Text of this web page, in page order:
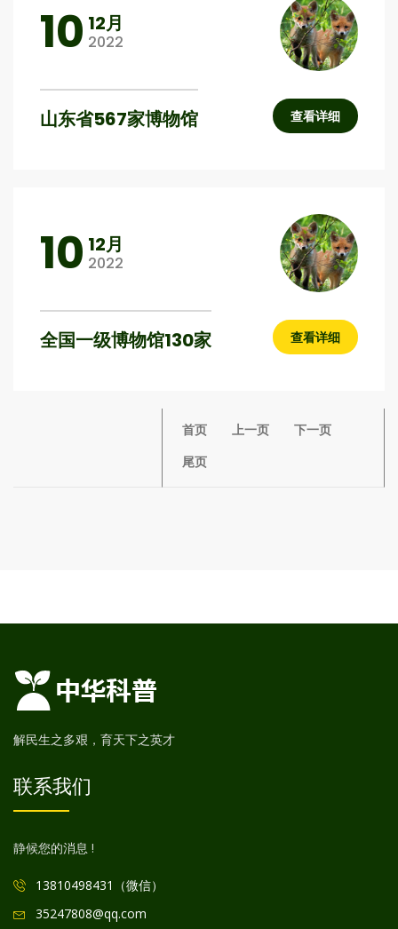
10 12月
2022
山东省567家博物馆 查看详细
10 12月
2022
全国一级博物馆130家 查看详细
首页 上一页 下一页
尾页
解民生之多艰，育天下之英才
联系我们
静候您的消息 !
13810498431（微信）
35247808@qq.com